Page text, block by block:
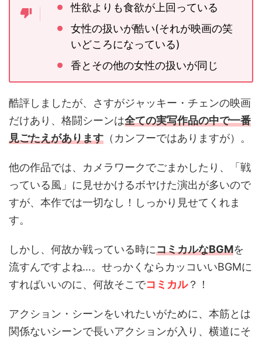
性欲よりも食欲が上回っている
女性の扱いが酷い(それが映画の笑
いどころになっている)
香とその他の女性の扱いが同じ
酷評しましたが、さすがジャッキー・チェンの映画
だけあり、格闘シーンは全ての実写作品の中で一番
見ごたえがあります （カンフーではありますが）。
他の作品では、カメラワークでごまかしたり、「戦
っている風」に見せかけるボヤけた演出が多いので
すが、本作では一切なし！しっかり見せてくれま
す。
しかし、何故か戦っている時にコミカルなBGMを
流すんですよね…。せっかくならカッコいいBGMに
すればいいのに、何故そこでコミカル？！
アクション・シーンをいれたいがために、本筋とは
関係ないシーンで長いアクションが入り、横道にそ